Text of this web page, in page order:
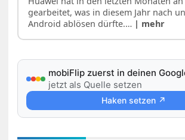
gearbeitet, was in diesem Jahr nach
Android ablösen dürfte.… | mehr
mobiFlip zuerst in deinen
jetzt als Quelle setzen
Haken setzen ↗